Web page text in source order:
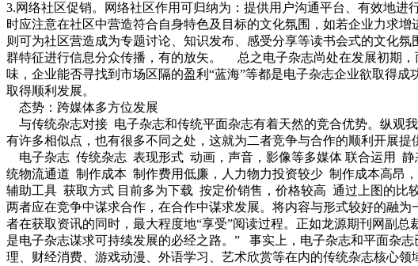
3.网络社区促销。网络社区作用可归纳为：提供用户沟通平台、有效地
时应注意在社区中营造符合自身特色及目标的文化氛围，如若企业力求
则可为社区营造成为专题讨论、知识发布、感受分享等读书会式的文化
群特征进行信息分众传播，有的放矢。 总之电子杂志尚处在发展初期
味，企业能否寻找到市场区隔的盈利“蓝海”等都是电子杂志企业欲取得
取得顺利发展。
态势：跨媒体多方位发展
与传统杂志对接 电子杂志和传统平面杂志有着天然的竞合优势。纵观
有许多相似点，也有很多不同之处，这就为二者竞争与合作的顺利开
电子杂志 传统杂志 表现形式 动画，声音，影像等多媒体 联合运用 静
统物流通道 制作成本 制作费用低廉，人力物力投资较少 制作成本高昂
辅助工具 获取方式 目前多为下载 按定价销售，价格较高 通过上图的比
两者应在竞争中谋求合作，在合作中谋求发展。将内容与形式较好的融
者在获取资讯的同时，最大程度地“享受”阅读过程。正如龙源期刊网副
是电子杂志谋求可持续发展的必经之路。” 事实上，电子杂志和平面杂
理、财经消费、游戏动漫、外语学习、艺术欣赏等在内的传统杂志核心